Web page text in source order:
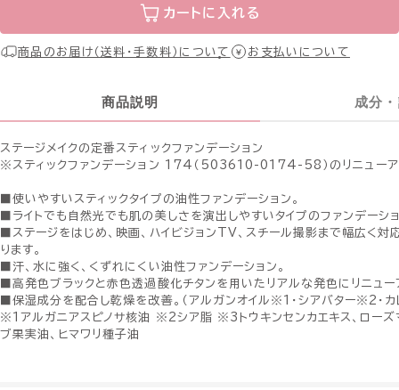
カートに入れる
商品のお届け（送料・手数料）について お支払いについて
商品説明 成分
ステージメイクの定番スティックファンデーション
※スティックファンデーション 174（503610-0174-58）のリニューア
■使いやすいスティックタイプの油性ファンデーション。
■ライトでも自然光でも肌の美しさを演出しやすいタイプのファンデーシ
■ステージをはじめ、映画、ハイビジョンTV、スチール撮影まで幅広く対
ります。
■汗、水に強く、くずれにくい油性ファンデーション。
■高発色ブラックと赤色透過酸化チタンを用いたリアルな発色にリニュー
■保湿成分を配合し乾燥を改善。（アルガンオイル※1・シアバター※2・
※1アルガニアスピノサ核油 ※2シア脂 ※3トウキンセンカエキス、ローズ
ブ果実油、ヒマワリ種子油